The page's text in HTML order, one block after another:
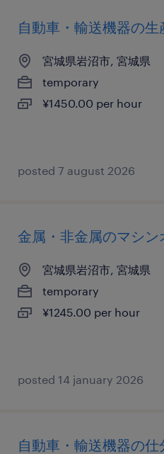
自動車・輸送機器の
宮城県岩沼市, 宮城県
temporary
¥1450.00 per hour
posted 7 august 2026
金属・非金属のマシン
宮城県岩沼市, 宮城県
temporary
¥1245.00 per hour
posted 14 january 2026
自動車・輸送機器の仕